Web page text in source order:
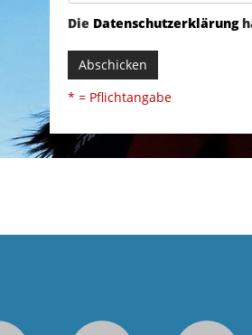
Die Datenschutzerklärung
Abschicken
* = Pflichtangabe